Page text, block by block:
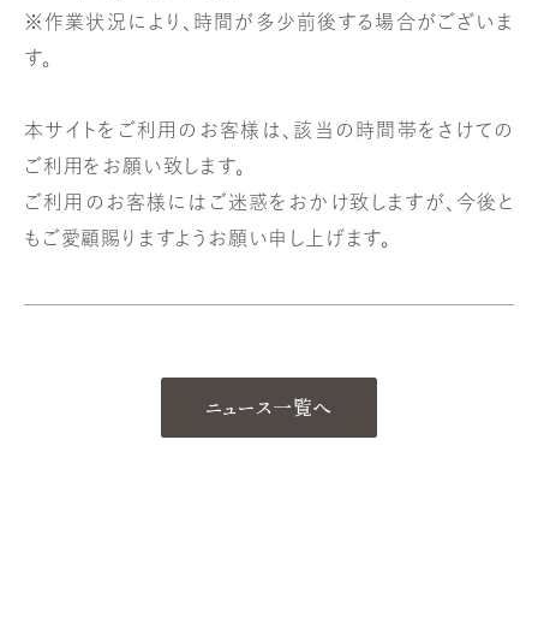
※作業状況により、時間が多少前後する場合がございま
す。
本サイトをご利用のお客様は、該当の時間帯をさけての
ご利用をお願い致します。
ご利用のお客様にはご迷惑をおかけ致しますが、今後と
もご愛顧賜りますようお願い申し上げます。
ニュース一覧へ